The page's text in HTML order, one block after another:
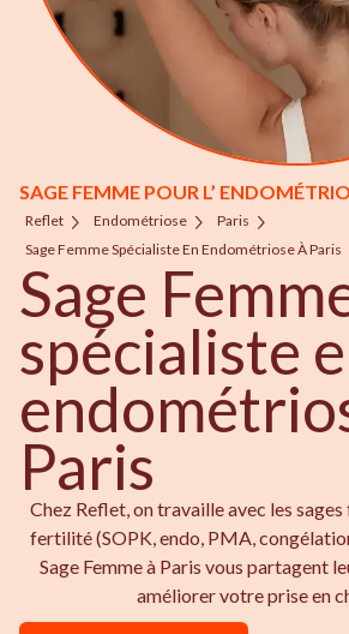
SAGE FEMME POUR L’
Reflet Endométriose
Paris
Sage Femme Spécialiste En Endométriose À Paris
Sage
spécialiste
Paris
Chez Reflet, on travaille avec les
fertilité (SOPK, endo, PMA,
Sage Femme à Paris vous partagent
améliorer votre prise en